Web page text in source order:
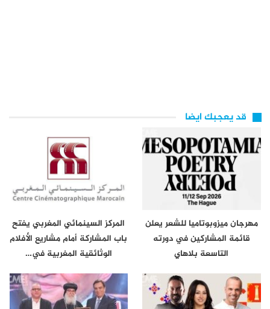
قد يعجبك ايضا
مهرجان ميزوبوتاميا للشعر يعلن
قائمة المشاركين في دورته
التاسعة بلاهاي
المركز السينمائي المغربي يفتح
باب المشاركة أمام مشاريع الأفلام
الوثائقية المغربية في…